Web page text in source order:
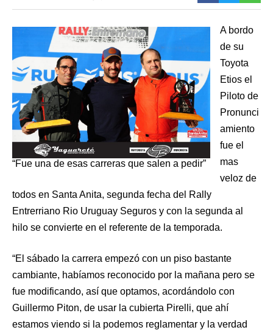
“Fue una de esas carreras que salen a pedir”
A bordo
de su
Toyota
Etios el
Piloto de
Pronunci
amiento
fue el
mas
veloz de
todos en Santa Anita, segunda fecha del Rally
Entrerriano Rio Uruguay Seguros y con la segunda al
hilo se convierte en el referente de la temporada.
“El sábado la carrera empezó con un piso bastante
cambiante, habíamos reconocido por la mañana pero se
fue modificando, así que optamos, acordándolo con
Guillermo Piton, de usar la cubierta Pirelli, que ahí
estamos viendo si la podemos reglamentar y la verdad